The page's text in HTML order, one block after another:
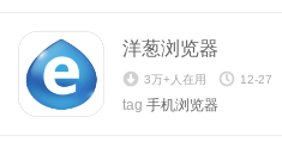
洋葱浏览器
3万+人在用 12-27
tag 手机浏览器